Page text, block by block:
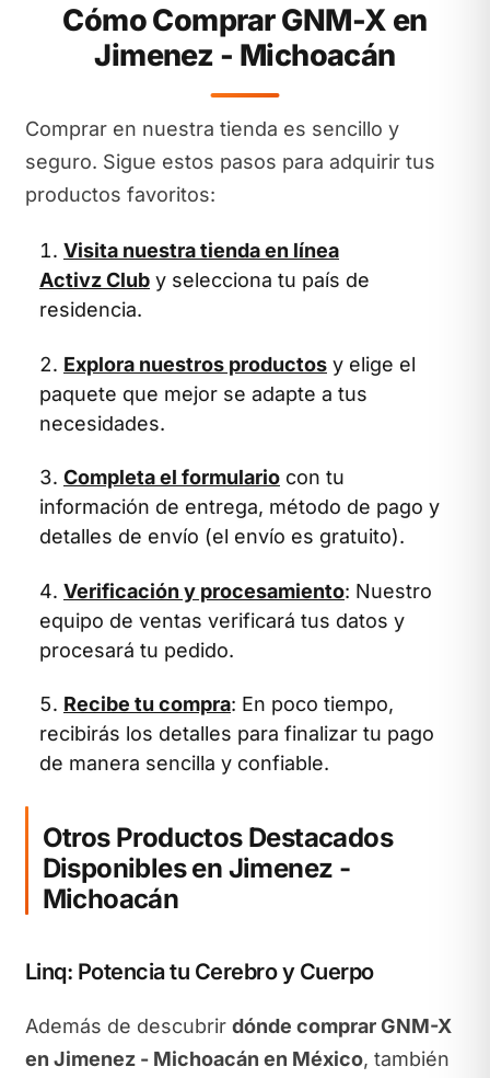
Cómo Comprar GNM-X en
Jimenez - Michoacán
Comprar en nuestra tienda es sencillo y
seguro. Sigue estos pasos para adquirir tus
productos favoritos:
Visita nuestra tienda en línea
Activz Club y selecciona tu país de
residencia.
Explora nuestros productos y elige el
paquete que mejor se adapte a tus
necesidades.
Completa el formulario con tu
información de entrega, método de pago y
detalles de envío (el envío es gratuito).
Verificación y procesamiento: Nuestro
equipo de ventas verificará tus datos y
procesará tu pedido.
Recibe tu compra: En poco tiempo,
recibirás los detalles para finalizar tu pago
de manera sencilla y confiable.
Otros Productos Destacados
Disponibles en Jimenez -
Michoacán
Linq: Potencia tu Cerebro y Cuerpo
Además de descubrir dónde comprar GNM-X
en Jimenez - Michoacán en México, también